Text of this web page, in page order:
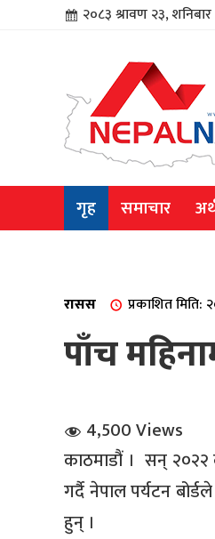
२०८३ श्रावण २३, शनिबार
गृह समाचार
रासस प्रकाशित
पाँच
4,500 Views
काठमाडौं । सन् २०२२
गर्दै नेपाल पर्यटन
हुन् ।